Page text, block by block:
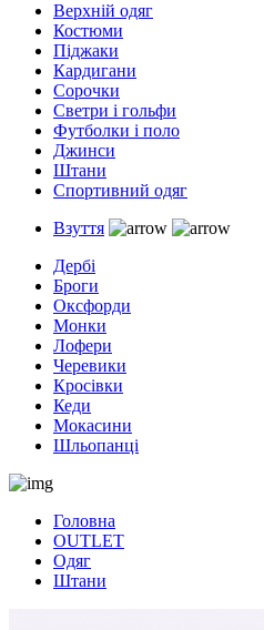
Верхній одяг
Костюми
Піджаки
Кардигани
Сорочки
Светри і гольфи
Футболки і поло
Джинси
Штани
Спортивний одяг
Взуття
Дербі
Броги
Оксфорди
Монки
Лофери
Черевики
Кросівки
Кеди
Мокасини
Шльопанці
Головна
OUTLET
Одяг
Штани